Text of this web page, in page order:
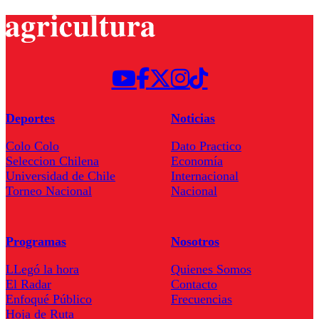
Deportes
Colo Colo
Seleccion Chilena
Universidad de Chile
Torneo Nacional
Noticias
Dato Practico
Economía
Internacional
Nacional
Programas
LLegó la hora
El Radar
Enfoqué Público
Hoja de Ruta
Nosotros
Quienes Somos
Contacto
Frecuencias